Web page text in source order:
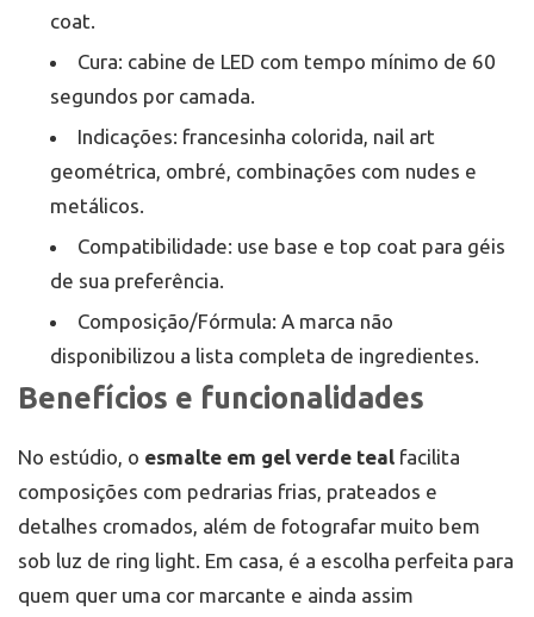
coat.
Cura: cabine de LED com tempo mínimo de 60
segundos por camada.
Indicações: francesinha colorida, nail art
geométrica, ombré, combinações com nudes e
metálicos.
Compatibilidade: use base e top coat para géis
de sua preferência.
Composição/Fórmula: A marca não
disponibilizou a lista completa de ingredientes.
Benefícios e funcionalidades
No estúdio, o esmalte em gel verde teal facilita
composições com pedrarias frias, prateados e
detalhes cromados, além de fotografar muito bem
sob luz de ring light. Em casa, é a escolha perfeita para
quem quer uma cor marcante e ainda assim